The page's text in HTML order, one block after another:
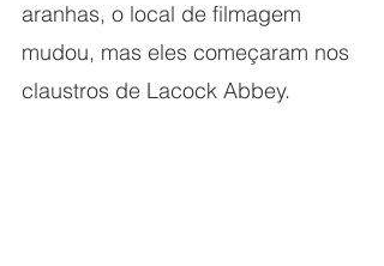
aranhas, o local de filmagem
mudou, mas eles começaram nos
claustros de Lacock Abbey.